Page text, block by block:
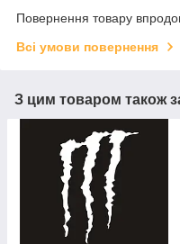
Повернення товару
Всі умови повернення
З цим товаром також